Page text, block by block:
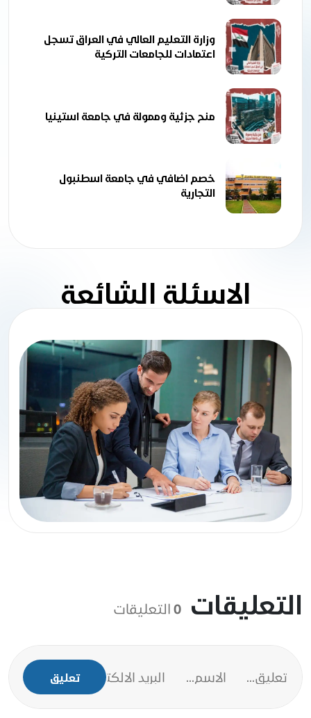
وزارة التعليم العالي في العراق تسجل
اعتمادات للجامعات التركية
منح جزئية وممولة في جامعة استينيا
خصم اضافي في جامعة اسطنبول
التجارية
الاسئلة الشائعة
0التعليقات
تعليق